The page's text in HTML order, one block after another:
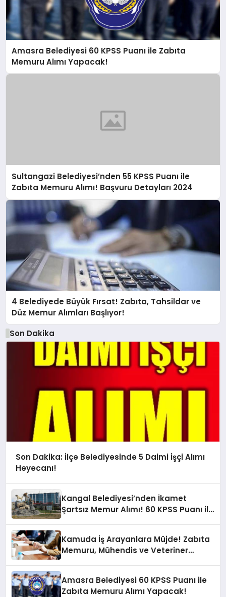
Amasra Belediyesi 60 KPSS Puanı ile Zabıta
Memuru Alımı Yapacak!
Sultangazi Belediyesi’nden 55 KPSS Puanı ile
Zabıta Memuru Alımı! Başvuru Detayları 2024
4 Belediyede Büyük Fırsat! Zabıta, Tahsildar ve
Düz Memur Alımları Başlıyor!
Son Dakika
Son Dakika: İlçe Belediyesinde 5 Daimi İşçi Alımı
Heyecanı!
Kangal Belediyesi’nden İkamet
Şartsız Memur Alımı! 60 KPSS Puanı ile
Kamuda İş Arayanlara Müjde! Zabıta
Memuru, Mühendis ve Veteriner
Amasra Belediyesi 60 KPSS Puanı ile
Zabıta Memuru Alımı Yapacak!